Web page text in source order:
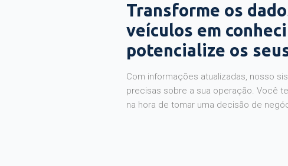
Transforme os
veículos em
potencialize os
Com informações atualizadas, nosso
precisas sobre a sua operação. Você
na hora de tomar uma decisão de